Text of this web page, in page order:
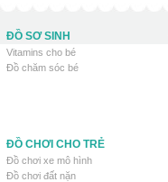
ĐỒ SƠ SINH
Vitamins cho bé
Đồ chăm sóc bé
ĐỒ CHƠI CHO TRẺ
Đồ chơi xe mô hình
Đồ chơi đất nặn